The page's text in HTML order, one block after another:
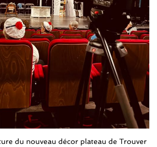
du nouveau décor plateau de Trouver